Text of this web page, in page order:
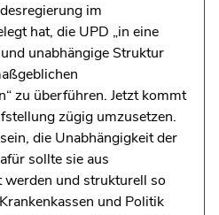
im
hat, die UPD „in eine
unabhängige Struktur
zu überführen. Jetzt kommt
zügig umzusetzen.
die Unabhängigkeit der
sollte sie aus
und strukturell so
und Politik